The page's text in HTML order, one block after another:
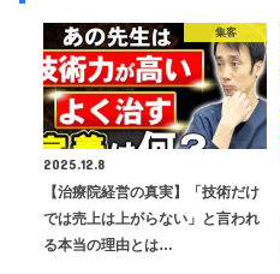
集客
2025.12.8
【治療院経営の真実】「技術だけ
では売上は上がらない」と言われ
る本当の理由とは…